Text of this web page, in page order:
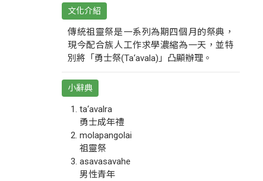
文化介紹
傳統祖靈祭是一系列為期四個月的祭典，
現今配合族人工作求學濃縮為一天，並特
別將「勇士祭(Ta‘avala)」凸顯辦理。
小辭典
ta‘avalra
勇士成年禮
molapangolai
祖靈祭
asavasavahe
男性青年